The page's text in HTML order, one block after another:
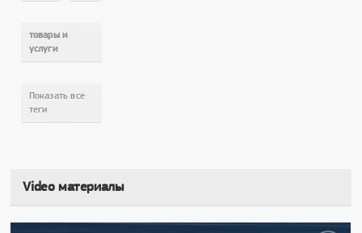
товары и
услуги
Показать все
теги
Video материалы